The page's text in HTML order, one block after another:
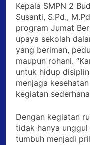
Kepala SMPN 2
Susanti, S.Pd.,
program Jumat
upaya sekolah
yang beriman,
maupun rohani.
untuk hidup
menjaga
kegiatan
Dengan kegiatan
tidak hanya
tumbuh menjadi